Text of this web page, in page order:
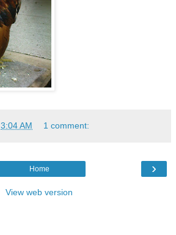
3:04 AM 1 comment:
›
Home
View web version